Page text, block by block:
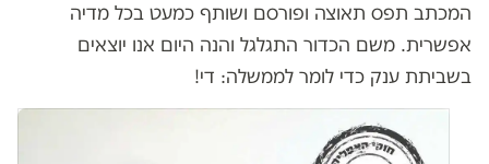
המכתב תפס תאוצה ופורסם ושותף כמעט בכל מדיה
אפשרית. משם הכדור התגלגל והנה היום אנו יוצאים
בשביתת ענק כדי לומר לממשלה: די!